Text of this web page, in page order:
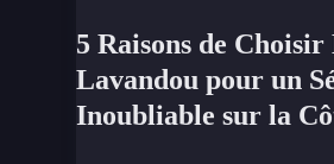
5 Raisons de Choisir
Lavandou pour un
Inoubliable sur la